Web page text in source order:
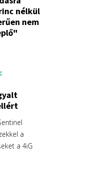
nélkül
nem
a
a 4iG